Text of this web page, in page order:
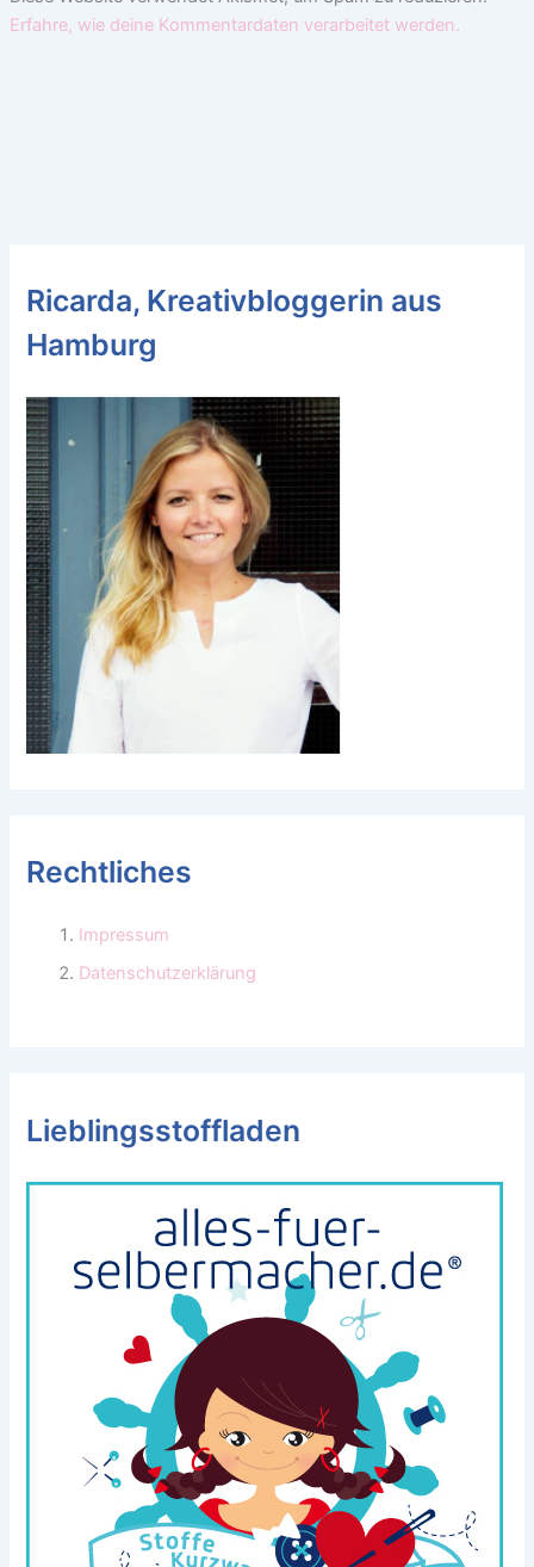
Erfahre, wie deine Kommentardaten verarbeitet werden.
Ricarda, Kreativbloggerin aus
Hamburg
Rechtliches
Impressum
Datenschutzerklärung
Lieblingsstoffladen